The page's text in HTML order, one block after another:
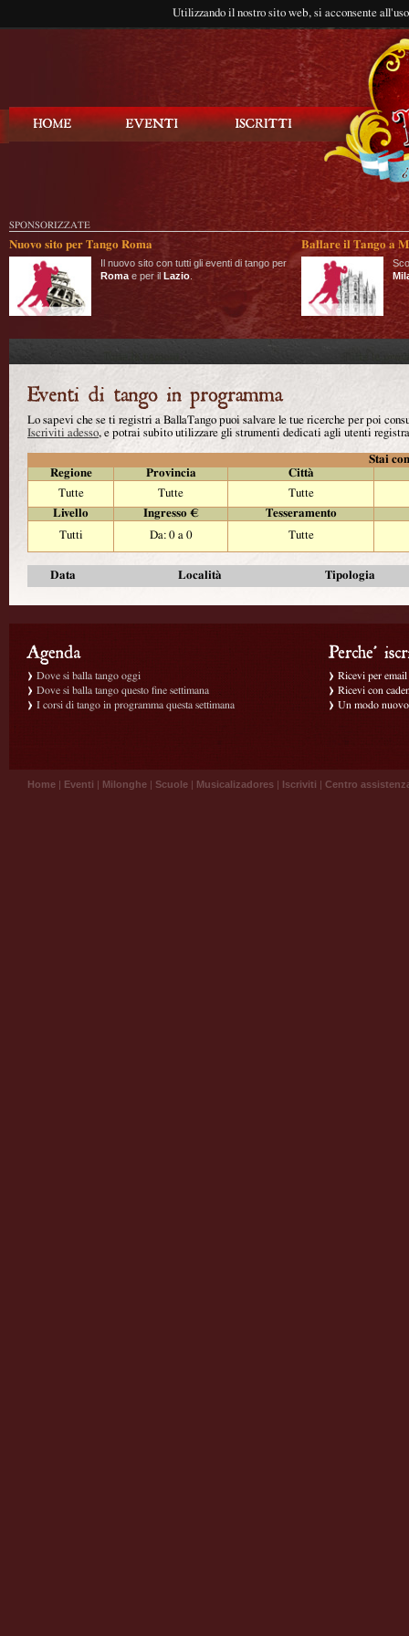
Utilizzando il nostro sito web, si acconsente
SPONSORIZZATE
Nuovo sito per Tango Roma
Il nuovo sito con tutti gli eventi di tango per
Roma e per il Lazio
Ballare il Tango a
Lo sapevi che se ti registri a BallaTango puoi salvare le tue ricerche per poi
Iscriviti adesso, e potrai subito utilizzare gli strumenti dedicati agli utenti
Stai
Regione
Provincia
Città
Tutte
Tutte
Tutte
Livello
Ingresso €
Tesseramento
Tutti
Da: 0 a 0 Tutte
Data Località Tipologia
Dove si balla tango oggi
Dove si balla tango questo fine settimana
I corsi di tango in programma questa settimana
Ricevi per
Ricevi con
Un modo
Home | Eventi | Milonghe | Scuole | Musicalizadores | Iscriviti | Centro